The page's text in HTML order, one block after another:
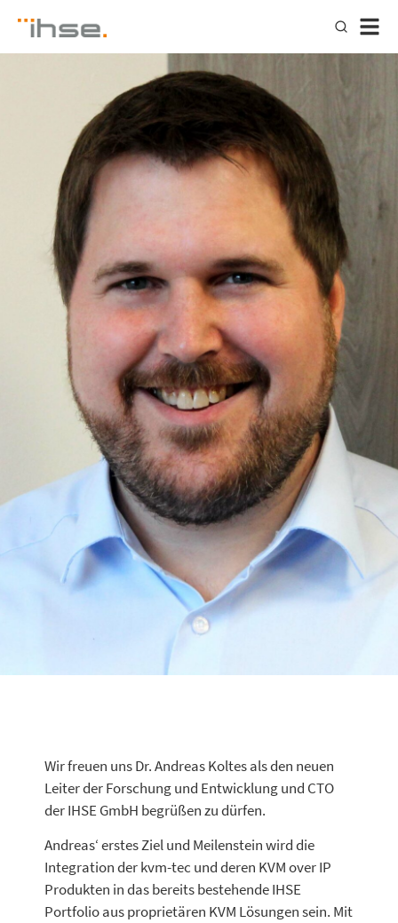
Wir freuen uns Dr. Andreas Koltes als den neuen
Leiter der Forschung und Entwicklung und CTO
der IHSE GmbH begrüßen zu dürfen.
Andreas‘ erstes Ziel und Meilenstein wird die
Integration der kvm-tec und deren KVM over IP
Produkten in das bereits bestehende IHSE
Portfolio aus proprietären KVM Lösungen sein. Mit